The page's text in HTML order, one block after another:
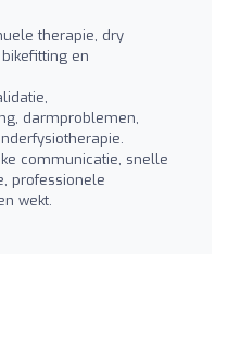
therapie, dry
en
darmproblemen,
communicatie, snelle
professionele
wekt.